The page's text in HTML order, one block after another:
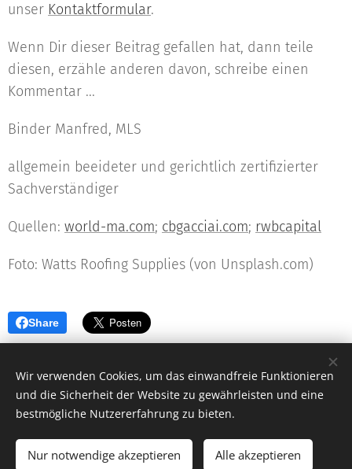
unser Kontaktformular.
Wenn Dir dieser Beitrag gefallen hat, dann teile
diesen, erzähle anderen davon, schreibe einen
Kommentar ...
Binder Manfred, MLS
allgemein beeideter und gerichtlich zertifizierter
Sachverständiger
Quellen: world-ma.com; cbgacciai.com; rwbcapital
Foto: Watts Roofing Supplies (von Unsplash.com)
Share
Wir verwenden Cookies, um das einwandfreie Funktionieren
und die Sicherheit der Website zu gewährleisten und eine
bestmögliche Nutzererfahrung zu bieten.
Nur notwendige akzeptieren Alle akzeptieren